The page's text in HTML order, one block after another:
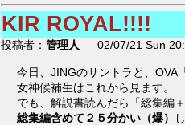
KIR ROYAL!!!!
投稿者：管理人 02/07/21 Sun
今日、JINGのサントラと、OVA
女神候補生はこれから見ます。
でも、解説書読んだら「総集編
総集編含めて２５分かい（爆）